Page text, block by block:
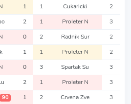
1 1 Cukaricki 2
2 1 Proleter N 3
0 2 Radnik Sur 2
1 1 Proleter N 2
0 3 Spartak Su 3
2 1 Proleter N 3
90 1 2 Crvena Zve 3